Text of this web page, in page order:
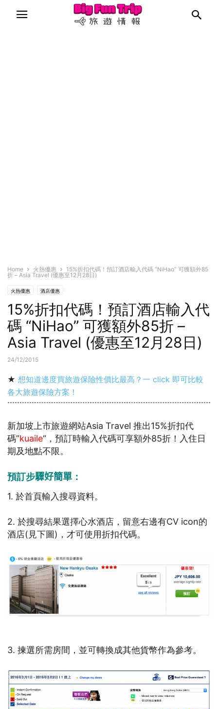
Home 火熱優惠
15%折扣代碼！預訂酒店輸入代碼 “NiHao” 可獲額外85
折 – Asia Travel (優惠至12月28日)
火熱優惠 酒店優惠
15%折扣代碼！預訂酒店輸入代
碼 “NiHao” 可獲額外85折 –
Asia Travel (優惠至12月28日)
24/12/2015
★ 想知道邊度買旅遊保險性價比最高？一 click 即可比較
各大旅遊保險方案！
新加坡上市旅遊網站Asia Travel 推出15%折扣代
碼”kuaile“，預訂時輸入代碼可享額外85折！入住日
期及地點不限。
預訂步驟好簡單 ：
1. 於首頁輸入搜尋資料。
2. 於搜尋結果選擇心水酒店，留意右邊有CV icon的
酒店(見下圖)，才可使用折扣代碼。
3. 揀選所需房間，並可轉換成其他貨幣作為參考。